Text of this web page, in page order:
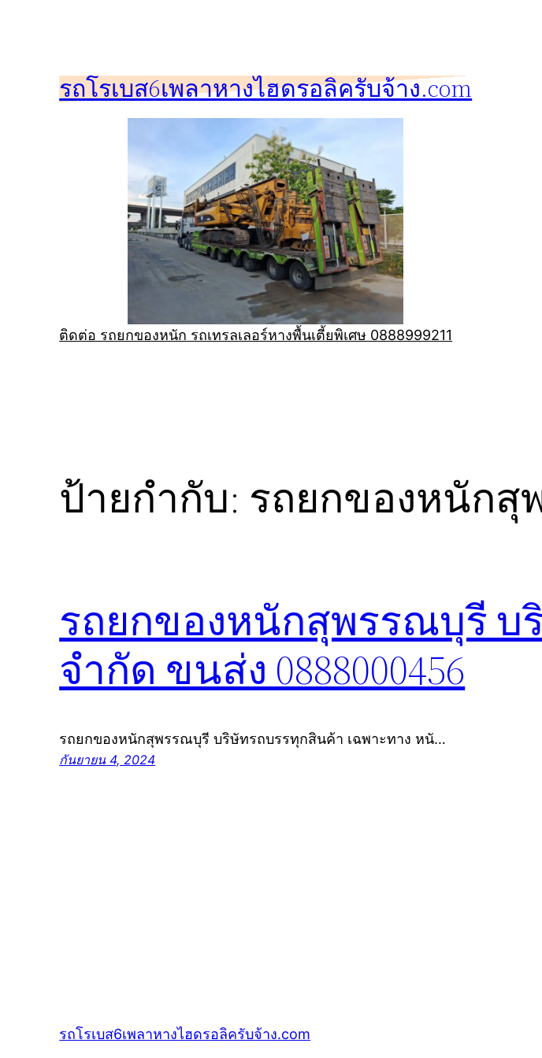
รถโรเบส6เพลาหางไฮดรอลิครับจ้าง.com
ติดต่อ รถยกของหนัก รถเทรลเลอร์หางพื้นเตี้ยพิเศษ 0888999211
ป้ายกำกับ: รถยกของหนักสุ
รถยกของหนักสุพรรณบุรี
จำกัด ขนส่ง 0888000456
รถยกของหนักสุพรรณบุรี บริษัทรถบรรทุกสินค้า เฉพาะทาง หนั…
กันยายน 4, 2024
รถโรเบส6เพลาหางไฮดรอลิครับจ้าง.com